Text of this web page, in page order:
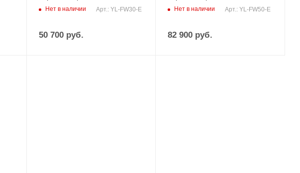
Нет в наличии Арт.: YL-FW30-E
50 700руб.
Нет в наличии Арт.: YL-FW50-E
82 900 руб.